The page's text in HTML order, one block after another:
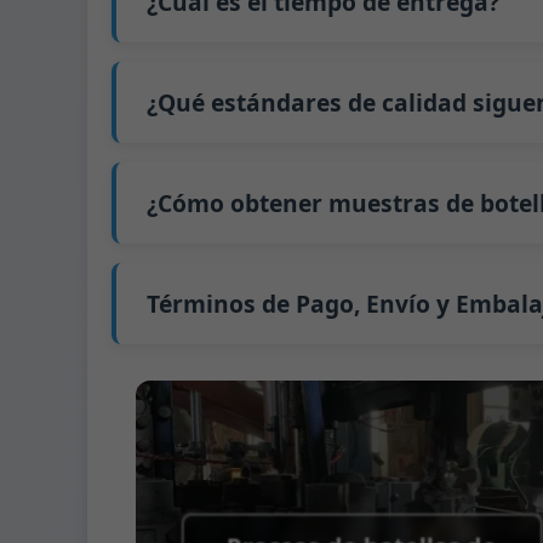
precio exacto y prepararemos una
extiende a 45 días.
El envío desde China tarda
¿Qué estándares de calidad
GB4806.5一2016 <Estándar Nacional de
(CE) No. 1935/2004 Migración de metales
¿Cómo obtener muestras de
Normalmente enviamos muestras a
Términos de Pago, Envío y
Métodos de pago admitidos para los
Término de envío:
EXW, FOB, CFR, CIF
Términos de embalaje:
Palés + Divisores,